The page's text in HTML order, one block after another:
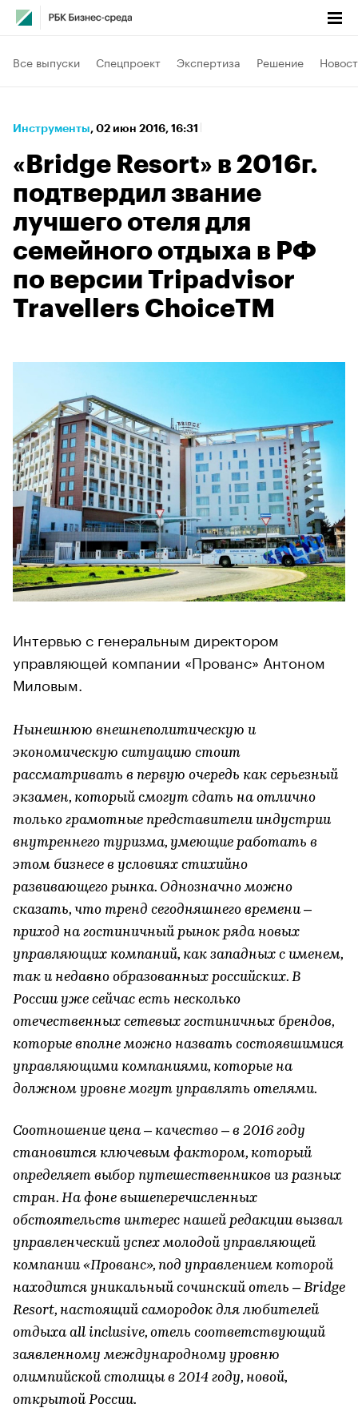
Все выпуски Спецпроект Экспертиза Решение
Инструменты⁠, 02 июн 2016, 16:31
«Bridge Resort» в 2016г.
подтвердил звание
лучшего отеля для
семейного отдыха в РФ
по версии Tripadvisor
Travellers ChoiceTM
Интервью с генеральным директором
управляющей компании «Прованс» Антоном
Миловым.
Нынешнюю внешнеполитическую и
экономическую ситуацию стоит
рассматривать в первую очередь как серьезный
экзамен, который смогут сдать на отлично
только грамотные представители индустрии
внутреннего туризма, умеющие работать в
этом бизнесе в условиях стихийно
развивающего рынка. Однозначно можно
сказать, что тренд сегодняшнего времени –
приход на гостиничный рынок ряда новых
управляющих компаний, как западных с именем,
так и недавно образованных российских. В
России уже сейчас есть несколько
отечественных сетевых гостиничных брендов,
которые вполне можно назвать состоявшимися
управляющими компаниями, которые на
должном уровне могут управлять отелями.
Соотношение цена – качество – в 2016 году
становится ключевым фактором, который
определяет выбор путешественников из разных
стран. На фоне вышеперечисленных
обстоятельств интерес нашей редакции вызвал
управленческий успех молодой управляющей
компании «Прованс», под управлением которой
находится уникальный сочинский отель – Bridge
Resort, настоящий самородок для любителей
отдыха all inclusive, отель соответствующий
заявленному международному уровню
олимпийской столицы в 2014 году, новой,
открытой России.